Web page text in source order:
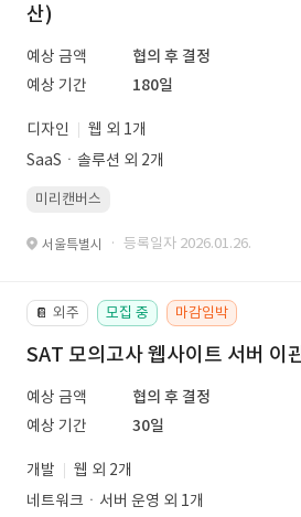
산)
예상 금액
협의 후 결정
예상 기간
180일
디자인
웹 외 1개
SaaSㆍ솔루션 외 2개
미리캔버스
서울특별시 · 등록일자 2026.01.26.
📔 외주 모집 중 마감임박
SAT 모의고사 웹사이트 서버 이
예상 금액
협의 후 결정
예상 기간
30일
개발
웹 외 2개
네트워크ㆍ서버 운영 외 1개